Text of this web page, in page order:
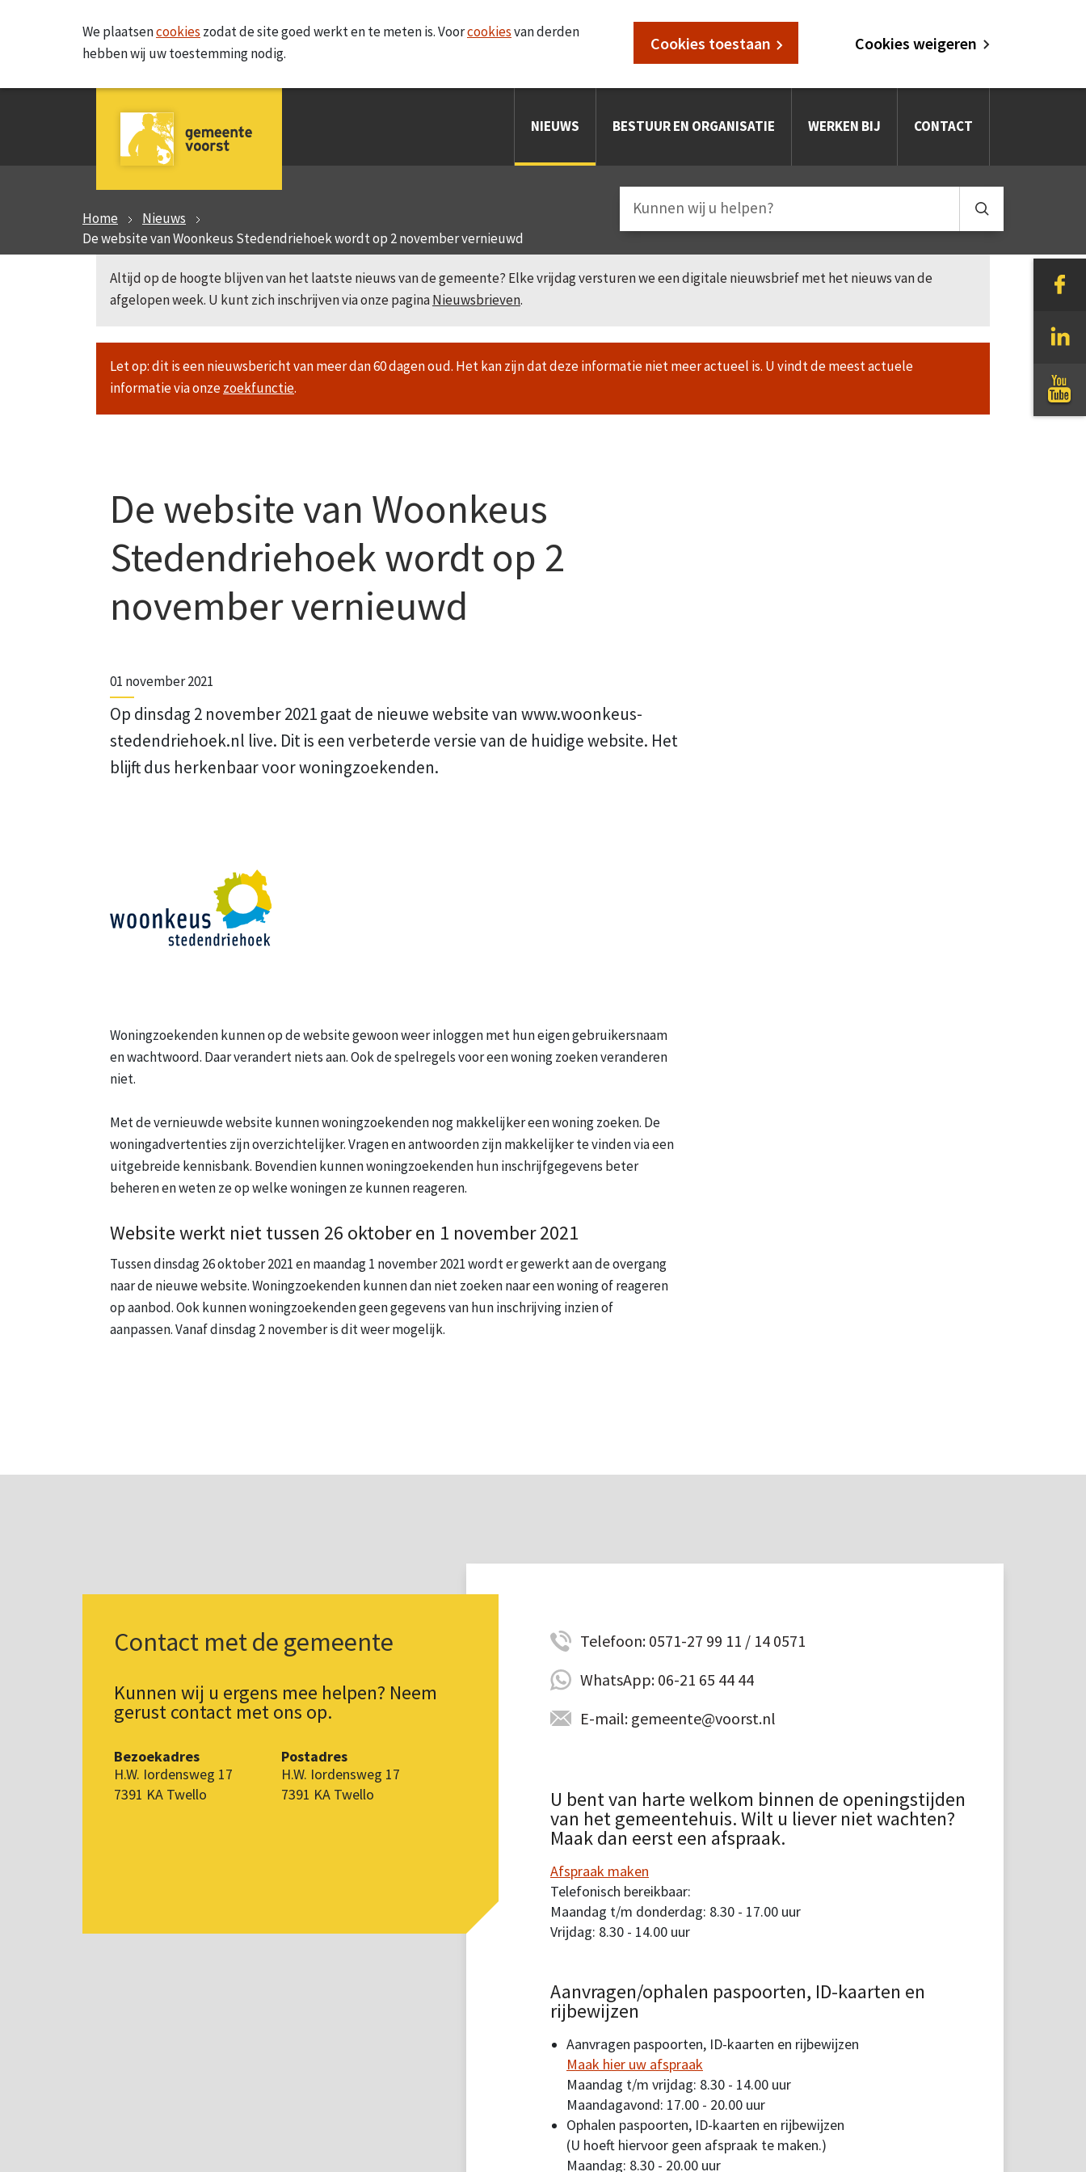
We plaatsencookies zodat de site goed werkt en te meten is. Voorcookiesvan derden
hebben wij uw toestemming nodig.
Cookies toestaan Cookies weigeren
NIEUWS BESTUUR EN ORGANISATIE WERKEN BIJ CONTACT
Home
Nieuws
De website van Woonkeus Stedendriehoek wordt op 2 november vernieuwd
Altijd op de hoogte blijven van het laatste nieuws van de gemeente? Elke vrijdag versturen we een digitale nieuwsbrief met het nieuws van de
afgelopen week. U kunt zich inschrijven via onze paginaNieuwsbrieven.
Let op: dit is een nieuwsbericht van meer dan 60 dagen oud. Het kan zijn dat deze informatie niet meer actueel is. U vindt de meest actuele
informatie via onzezoekfunctie.
De website van Woonkeus
Stedendriehoek wordt op 2
november vernieuwd
01 november 2021
Op dinsdag 2 november 2021 gaat de nieuwe website van www.woonkeus-
stedendriehoek.nl live. Dit is een verbeterde versie van de huidige website. Het
blijft dus herkenbaar voor woningzoekenden.
Woningzoekenden kunnen op de website gewoon weer inloggen met hun eigen gebruikersnaam
en wachtwoord. Daar verandert niets aan. Ook de spelregels voor een woning zoeken veranderen
niet.
Met de vernieuwde website kunnen woningzoekenden nog makkelijker een woning zoeken. De
woningadvertenties zijn overzichtelijker. Vragen en antwoorden zijn makkelijker te vinden via een
uitgebreide kennisbank. Bovendien kunnen woningzoekenden hun inschrijfgegevens beter
beheren en weten ze op welke woningen ze kunnen reageren.
Website werkt niet tussen 26 oktober en 1 november 2021
Tussen dinsdag 26 oktober 2021 en maandag 1 november 2021 wordt er gewerkt aan de overgang
naar de nieuwe website. Woningzoekenden kunnen dan niet zoeken naar een woning of reageren
op aanbod. Ook kunnen woningzoekenden geen gegevens van hun inschrijving inzien of
aanpassen. Vanaf dinsdag 2 november is dit weer mogelijk.
Contact met de gemeente
Kunnen wij u ergens mee helpen? Neem
gerust contact met ons op.
Bezoekadres
H.W. Iordensweg 17
7391 KA Twello
Postadres
H.W. Iordensweg 17
7391 KA Twello
Telefoon: 0571-27 99 11 / 14 0571
WhatsApp: 06-21 65 44 44
E-mail: gemeente@voorst.nl
U bent van harte welkom binnen de openingstijden
van het gemeentehuis. Wilt u liever niet wachten?
Maak dan eerst een afspraak.
Afspraak maken
Telefonisch bereikbaar:
Maandag t/m donderdag: 8.30 - 17.00 uur
Vrijdag: 8.30 - 14.00 uur
Aanvragen/ophalen paspoorten, ID-kaarten en
rijbewijzen
Aanvragen paspoorten, ID-kaarten en rijbewijzen
Maak hier uw afspraak
Maandag t/m vrijdag: 8.30 - 14.00 uur
Maandagavond: 17.00 - 20.00 uur
Ophalen paspoorten, ID-kaarten en rijbewijzen
(U hoeft hiervoor geen afspraak te maken.)
Maandag: 8.30 - 20.00 uur